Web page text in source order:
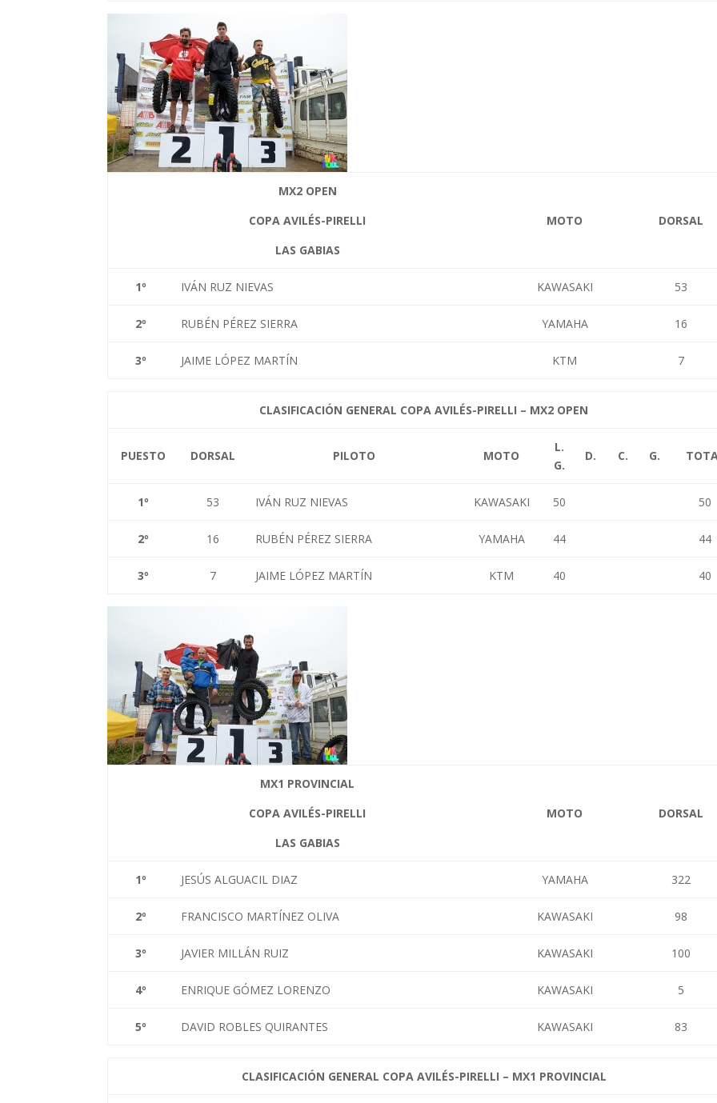
MX2 OPEN
COPA AVILÉS-PIRELLI
LAS GABIAS
MOTO DORSAL
1º IVÁN RUZ NIEVAS KAWASAKI 53
2º RUBÉN PÉREZ SIERRA YAMAHA 16
3º JAIME LÓPEZ MARTÍN KTM 7
CLASIFICACIÓN GENERAL COPA AVILÉS-PIRELLI – MX2 OPEN
PUESTO DORSAL PILOTO MOTO
L.
G.
D. C. G.
1º 53 IVÁN RUZ NIEVAS KAWASAKI 50 50
2º 16 RUBÉN PÉREZ SIERRA YAMAHA 44 44
3º 7 JAIME LÓPEZ MARTÍN KTM 40 40
MX1 PROVINCIAL
COPA AVILÉS-PIRELLI
LAS GABIAS
MOTO DORSAL
1º JESÚS ALGUACIL DIAZ YAMAHA 322
2º FRANCISCO MARTÍNEZ OLIVA KAWASAKI 98
3º JAVIER MILLÁN RUIZ KAWASAKI 100
4º ENRIQUE GÓMEZ LORENZO KAWASAKI 5
5º DAVID ROBLES QUIRANTES KAWASAKI 83
CLASIFICACIÓN GENERAL COPA AVILÉS-PIRELLI – MX1 PROVINCIAL